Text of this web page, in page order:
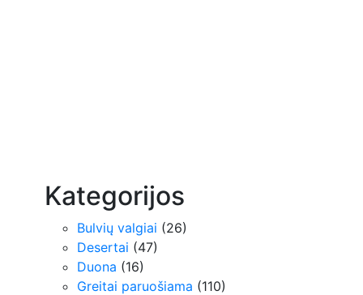
Kategorijos
Bulvių valgiai (26)
Desertai (47)
Duona (16)
Greitai paruošiama (110)